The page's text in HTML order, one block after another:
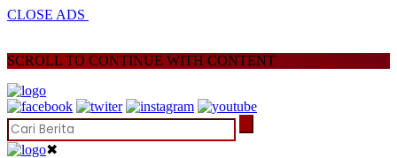
CLOSE ADS
SCROLL TO CONTINUE WITH CONTENT
✖